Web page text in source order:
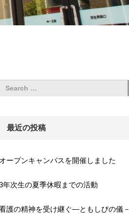
最近の投稿
ープンキャンパスを開催しました
年次生の夏季休暇までの活動
護の精神を受け継ぐ―ともしびの儀－